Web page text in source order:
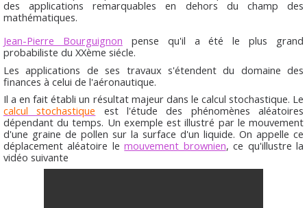
des applications remarquables en dehors du champ des
mathématiques.
Jean-Pierre Bourguignon pense qu'il a été le plus grand
probabiliste du XXème siécle.
Les applications de ses travaux s'étendent du domaine des
finances à celui de l'aéronautique.
Il a en fait établi un résultat majeur dans le calcul stochastique. Le
calcul stochastique est l'étude des phénomènes aléatoires
dépendant du temps. Un exemple est illustré par le mouvement
d'une graine de pollen sur la surface d'un liquide. On appelle ce
déplacement aléatoire lemouvement brownien, ce qu'illustre la
vidéo suivante